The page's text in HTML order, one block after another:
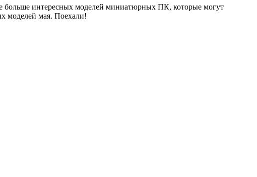
больше интересных моделей миниатюрных ПК, которые могут
моделей мая. Поехали!